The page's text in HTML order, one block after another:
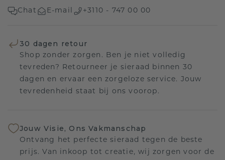
Chat E-mail +3110 - 747 00 00
30 dagen retour
Shop zonder zorgen. Ben je niet volledig
tevreden? Retourneer je sieraad binnen 30
dagen en ervaar een zorgeloze service. Jouw
tevredenheid staat bij ons voorop.
Jouw Visie, Ons Vakmanschap
Ontvang het perfecte sieraad tegen de beste
prijs. Van inkoop tot creatie, wij zorgen voor de